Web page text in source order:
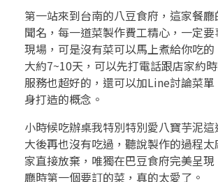
第一站來到台南的八豆食府，這家餐
聞名，每一道菜製作費工精心，一定
現場，可是沒有菜可以馬上煮給你吃
大約7~10天，可以先打電話跟店家約
服務也超好的，還可以加Line討論菜
身打造的概念。
小時候吃辦桌我特別特別愛八寶芋泥
大後再也沒有吃過，聽說製作的過程
家直接放棄，唯獨在巴豆食府完美呈
廳時第一個要訂的菜，真的太愛了。